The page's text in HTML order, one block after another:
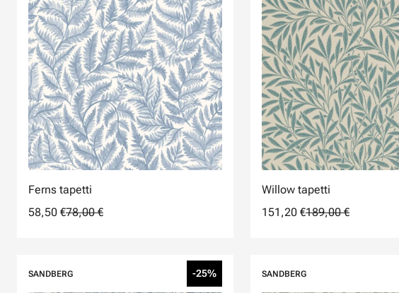
Ferns tapetti
58,50 €78,00 €
Willow tapetti
151,20 €189,00 €
SANDBERG -25% SANDBERG